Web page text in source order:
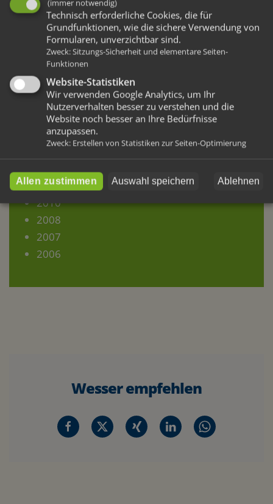
Archive
2019
2018
2017
2016
2013
2010
2008
2007
2006
Wesser empfehlen
(immer notwendig)
Technisch erforderliche Cookies, die für
Grundfunktionen, wie die sichere Verwendung von
Formularen, unverzichtbar sind.
Zweck:Sitzungs-Sicherheit und elementare Seiten-
Funktionen
Website-Statistiken
Wir verwenden Google Analytics, um Ihr
Nutzerverhalten besser zu verstehen und die
Website noch besser an Ihre Bedürfnisse
anzupassen.
Zweck: Erstellen von Statistiken zur Seiten-Optimierung
Allen zustimmen Auswahl speichern Ablehnen